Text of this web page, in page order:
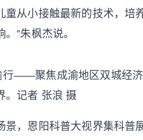
从小接触最新的技术，培
”朱枫杰说。
行——聚焦成渝地区双城经
。记者 张浪 摄
，恩阳科普大视界集科普